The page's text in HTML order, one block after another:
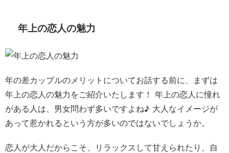
年上の恋人の魅力
年の差カップルのメリットについてお話する前に、まずは
年上の恋人の魅力をご紹介いたします！ 年上の恋人に憧れ
がある人は、男女問わず多いですよね♪ 大人なイメージが
あって惹かれるという方が多いのではないでしょうか。
恋人が大人だからこそ、リラックスして甘えられたり、自